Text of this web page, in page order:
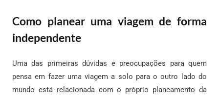
Como planear uma viagem de forma
independente
Uma das primeiras dúvidas e preocupações para quem
pensa em fazer uma viagem a solo para o outro lado do
mundo está relacionada com o próprio planeamento da